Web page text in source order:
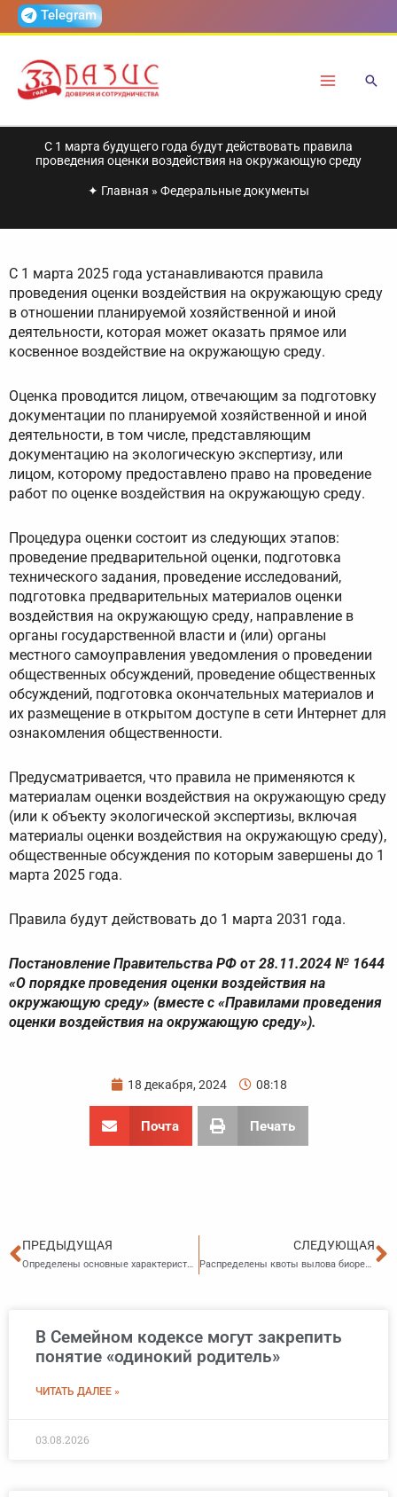
ПерейтиTelegram
С 1 марта будущего года будут действовать правила
проведения оценки воздействия на окружающую среду
✦ Главная » Федеральные документы
С 1 марта 2025 года устанавливаются правила
проведения оценки воздействия на окружающую среду
в отношении планируемой хозяйственной и иной
деятельности, которая может оказать прямое или
косвенное воздействие на окружающую среду.
Оценка проводится лицом, отвечающим за подготовку
документации по планируемой хозяйственной и иной
деятельности, в том числе, представляющим
документацию на экологическую экспертизу, или
лицом, которому предоставлено право на проведение
работ по оценке воздействия на окружающую среду.
Процедура оценки состоит из следующих этапов:
проведение предварительной оценки, подготовка
технического задания, проведение исследований,
подготовка предварительных материалов оценки
воздействия на окружающую среду, направление в
органы государственной власти и (или) органы
местного самоуправления уведомления о проведении
общественных обсуждений, проведение общественных
обсуждений, подготовка окончательных материалов и
их размещение в открытом доступе в сети Интернет для
ознакомления общественности.
Предусматривается, что правила не применяются к
материалам оценки воздействия на окружающую среду
(или к объекту экологической экспертизы, включая
материалы оценки воздействия на окружающую среду),
общественные обсуждения по которым завершены до 1
марта 2025 года.
Правила будут действовать до 1 марта 2031 года.
Постановление Правительства РФ от 28.11.2024 № 1644
«О порядке проведения оценки воздействия на
окружающую среду» (вместе с «Правилами проведения
оценки воздействия на окружающую среду»).
18 декабря, 2024 08:18
Почта Печать
Пред
ПРЕДЫДУЩАЯ
Определены основные характеристики бюджета ФОМС
СЛЕДУЮЩАЯ
Распределены квоты вылова биоресурсов во внутренних пресных водах
В Семейном кодексе могут закрепить
понятие «одинокий родитель»
ЧИТАТЬ ДАЛЕЕ »
03.08.2026